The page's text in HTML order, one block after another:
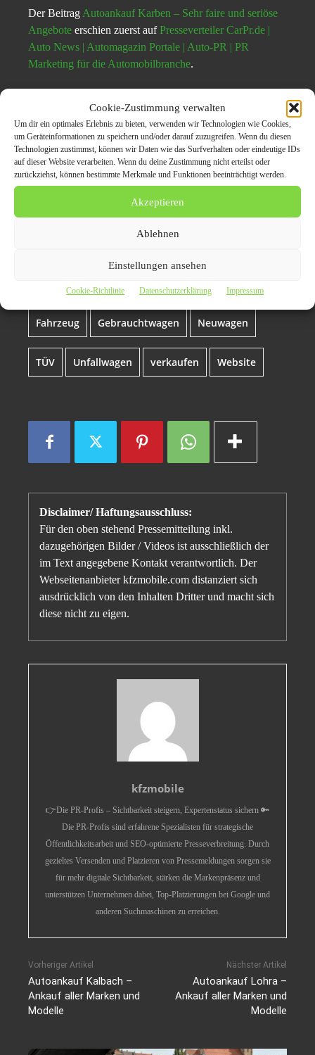
Cookie-Zustimmung verwalten
Um dir ein optimales Erlebnis zu bieten, verwenden wir Technologien wie Cookies,
um Geräteinformationen zu speichern und/oder darauf zuzugreifen. Wenn du diesen
Technologien zustimmst, können wir Daten wie das Surfverhalten oder eindeutige IDs
auf dieser Website verarbeiten. Wenn du deine Zustimmung nicht erteilst oder
zurückziehst, können bestimmte Merkmale und Funktionen beeinträchtigt werden.
Akzeptieren
Ablehnen
Einstellungen ansehen
Cookie-Richtlinie Datenschutzerklärung Impressum
Der BeitragAutoankauf Karben – Sehr faire und seriöse
Angebote erschien zuerst aufPresseverteiler CarPr.de |
Auto News | Automagazin Portale | Auto-PR | PR
Marketing für die Automobilbranche.
Themen zum Beitrag
Autoankauf Karben – Sehr
faire und seriöse
Fahrzeug Gebrauchtwagen Neuwagen
TÜV Unfallwagen verkaufen Website
Disclaimer/ Haftungsausschluss:
Für den oben stehend Pressemitteilung inkl.
dazugehörigen Bilder / Videos ist ausschließlich der
im Text angegebene Kontakt verantwortlich. Der
Webseitenanbieter kfzmobile.com distanziert sich
ausdrücklich von den Inhalten Dritter und macht sich
diese nicht zu eigen.
kfzmobile
👉Die PR-Profis – Sichtbarkeit steigern, Expertenstatus sichern 🔑
Die PR-Profis sind erfahrene Spezialisten für strategische
Öffentlichkeitsarbeit und SEO-optimierte Presseverbreitung. Durch
gezieltes Versenden und Platzieren von Pressemeldungen sorgen sie
für mehr digitale Sichtbarkeit, stärken die Markenpräsenz und
unterstützen Unternehmen dabei, Top-Platzierungen bei Google und
anderen Suchmaschinen zu erreichen.
Vorheriger Artikel
Autoankauf Kalbach –
Ankauf aller Marken und
Modelle
Nächster Artikel
Autoankauf Lohra –
Ankauf aller Marken und
Modelle